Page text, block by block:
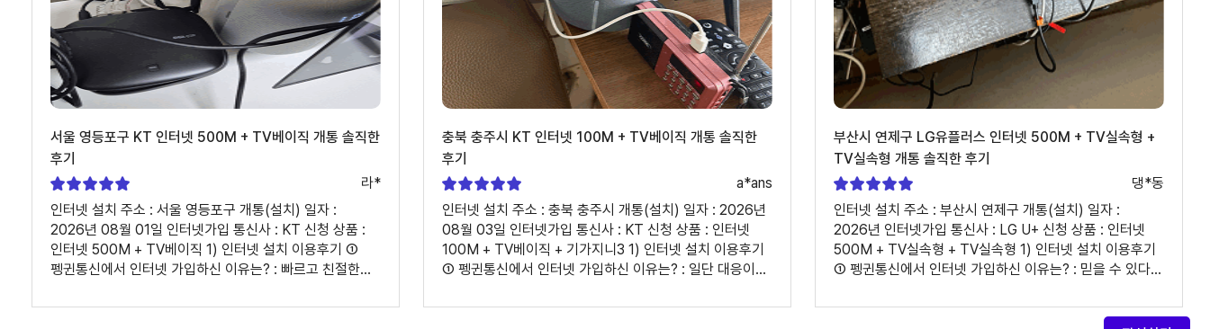
감사드립니다~ ③ 개선할 부분이 있다면 편하게 말씀해
주세요. : 없습니다
서울 영등포구 KT 인터넷 500M + TV베이직 개통 솔직한
후기
라*
인터넷 설치 주소 : 서울 영등포구 개통(설치) 일자 :
2026년 08월 01일 인터넷가입 통신사 : KT 신청 상품 :
인터넷 500M + TV베이직 1) 인터넷 설치 이용후기 ①
펭귄통신에서 인터넷 가입하신 이유는? : 빠르고 친절한
전부터 사용하던 LG U+ 에서 약정 기간이 만료되어 KT로
충북 충주시 KT 인터넷 100M + TV베이직 개통 솔직한
후기
a*ans
인터넷 설치 주소 : 충북 충주시 개통(설치) 일자 : 2026년
08월 03일 인터넷가입 통신사 : KT 신청 상품 : 인터넷
100M + TV베이직 + 기가지니3 1) 인터넷 설치 이용후기
① 펭귄통신에서 인터넷 가입하신 이유는? : 일단 대응이
무엇보다도 사은품도 바로 처리해주시고 다음에도 믿고 할
부산시 연제구 LG유플러스 인터넷 500M + TV실속형 +
TV실속형 개통 솔직한 후기
댕*동
인터넷 설치 주소 : 부산시 연제구 개통(설치) 일자 :
2026년 인터넷가입 통신사 : LG U+ 신청 상품 : 인터넷
500M + TV실속형 + TV실속형 1) 인터넷 설치 이용후기
① 펭귄통신에서 인터넷 가입하신 이유는? : 믿을 수 있다,
과정은 어땠나요? : 일단 친절하시고 상품 설명도 잘